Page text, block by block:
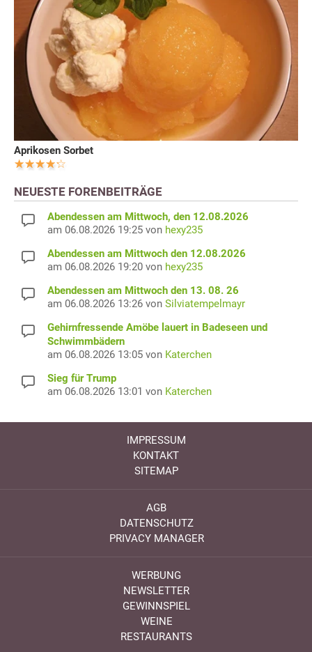
Aprikosen Sorbet
NEUESTE FORENBEITRÄGE
Abendessen am Mittwoch, den 12.08.2026
am 06.08.2026 19:25 von hexy235
Abendessen am Mittwoch den 12.08.2026
am 06.08.2026 19:20 von hexy235
Abendessen am Mittwoch den 13. 08. 26
am 06.08.2026 13:26 von Silviatempelmayr
Gehirnfressende Amöbe lauert in Badeseen und
Schwimmbädern
am 06.08.2026 13:05 von Katerchen
Sieg für Trump
am 06.08.2026 13:01 von Katerchen
IMPRESSUM
KONTAKT
SITEMAP
AGB
DATENSCHUTZ
PRIVACY MANAGER
WERBUNG
NEWSLETTER
GEWINNSPIEL
WEINE
RESTAURANTS